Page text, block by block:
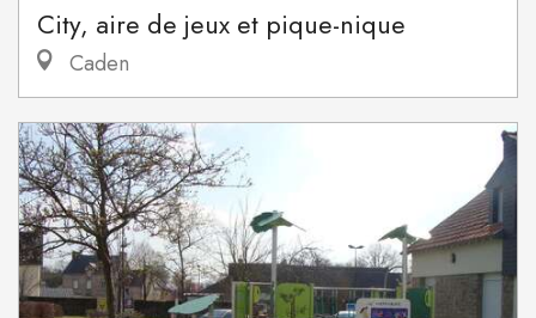
City, aire de jeux et pique-nique
Caden